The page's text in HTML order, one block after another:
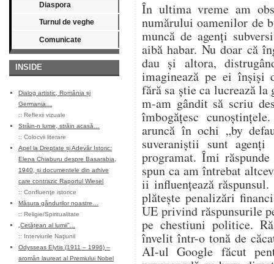
Diaspora
Turnul de veghe
Comunicate
INSIDE
Dialog artistic, România și
Germania…
:: Reflexii vizuale
Străin-n lume, străin acasă…
:: Colocvii literare
Apel la Dreptate și Adevăr Istoric:
Elena Chiaburu despre Basarabia,
1940, și documentele din arhive
care contrazic Raportul Wiesel
:: Confluenţe istorice
Măsura gândurilor noastre…
:: Religie/Spiritualitate
„Cetățean al lumii”…
:: Interviurile Naţiunii
Odysseas Elytis (1911 – 1996) –
aromân laureat al Premiului Nobel
În ultima vreme am
numărului oamenilor de
muncă de agenți
aibă habar. Nu doar că
dau și altora,
imaginează pe ei înșiși
fără sa știe ca lucrează
m-am gândit să scriu
îmbogățesc
aruncă în ochi „by
suveraniștii sunt
programat. Îmi
spun ca am întrebat
ii influențează
plătește penalizări
UE privind răspunsurile
pe chestiuni politice.
învelit într-o tonă de
AI-ul Google făcut